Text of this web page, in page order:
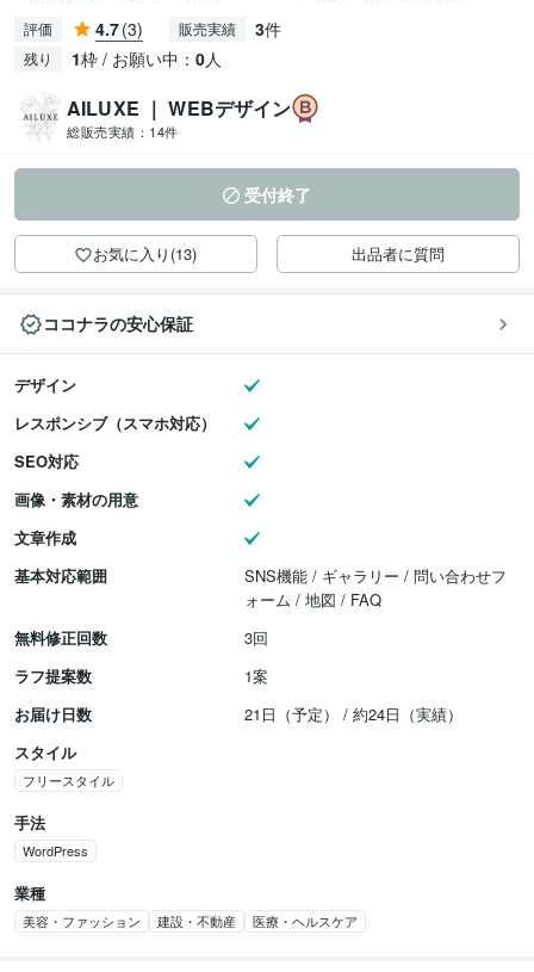
評価 4.7(3) 販売実績 3件
残り 1枠 / お願い中： 0人
AILUXE ｜ WEBデザイン
総販売実績： 14件
受付終了
お気に入り(13) 出品者に質問
ココナラの安心保証
デザイン
レスポンシブ（スマホ対応）
SEO対応
画像・素材の用意
文章作成
基本対応範囲
SNS機能 / ギャラリー / 問い合わせフ
ォーム / 地図 / FAQ
無料修正回数
3回
ラフ提案数
1案
お届け日数
21日（予定） / 約24日（実績）
スタイル
フリースタイル
手法
WordPress
業種
美容・ファッション 建設・不動産 医療・ヘルスケア